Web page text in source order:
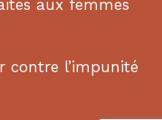
aux femmes
contre l’impunité